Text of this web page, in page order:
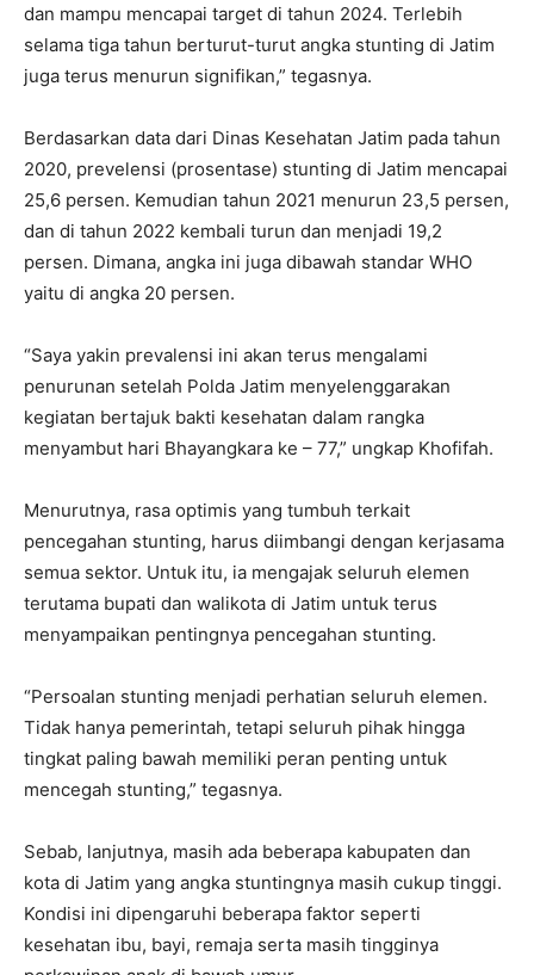
dan mampu mencapai target di tahun 2024. Terlebih
selama tiga tahun berturut-turut angka stunting di Jatim
juga terus menurun signifikan,” tegasnya.
Berdasarkan data dari Dinas Kesehatan Jatim pada tahun
2020, prevelensi (prosentase) stunting di Jatim mencapai
25,6 persen. Kemudian tahun 2021 menurun 23,5 persen,
dan di tahun 2022 kembali turun dan menjadi 19,2
persen. Dimana, angka ini juga dibawah standar WHO
yaitu di angka 20 persen.
“Saya yakin prevalensi ini akan terus mengalami
penurunan setelah Polda Jatim menyelenggarakan
kegiatan bertajuk bakti kesehatan dalam rangka
menyambut hari Bhayangkara ke – 77,” ungkap Khofifah.
Menurutnya, rasa optimis yang tumbuh terkait
pencegahan stunting, harus diimbangi dengan kerjasama
semua sektor. Untuk itu, ia mengajak seluruh elemen
terutama bupati dan walikota di Jatim untuk terus
menyampaikan pentingnya pencegahan stunting.
“Persoalan stunting menjadi perhatian seluruh elemen.
Tidak hanya pemerintah, tetapi seluruh pihak hingga
tingkat paling bawah memiliki peran penting untuk
mencegah stunting,” tegasnya.
Sebab, lanjutnya, masih ada beberapa kabupaten dan
kota di Jatim yang angka stuntingnya masih cukup tinggi.
Kondisi ini dipengaruhi beberapa faktor seperti
kesehatan ibu, bayi, remaja serta masih tingginya